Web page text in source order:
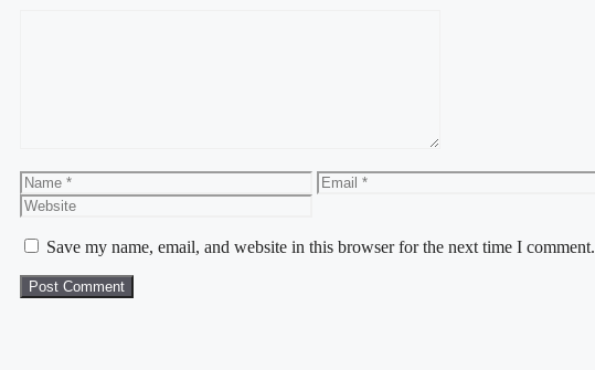
Save my name, email, and website in this browser for the next time I comment.